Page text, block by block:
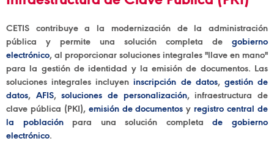
CETIS contribuye a la modernización de la administración
pública y permite una solución completa de gobierno
electrónico, al proporcionar soluciones integrales "llave en mano"
para la gestión de identidad y la emisión de documentos. Las
soluciones integrales incluyeninscripción de datos, gestión de
datos, AFIS,soluciones de personalización, infraestructura de
clave pública (PKI), emisión de documentos yregistro central de
la poblaciónpara una solución completade gobierno
electrónico.